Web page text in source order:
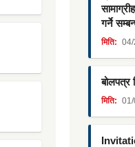
गर्ने
मिति:
बोलपत्र
मिति: